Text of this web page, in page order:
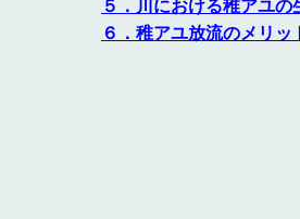
５．川における稚アユの
６．稚アユ放流のメリッ